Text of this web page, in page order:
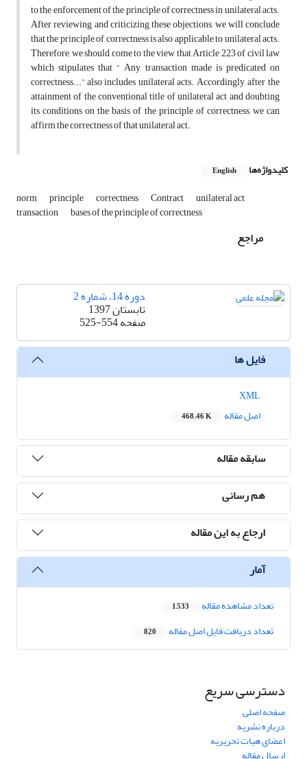
to the enforcement of the principle of correctness in unilateral acts.
After reviewing and criticizing these objections, we will conclude
that the principle of correctness is also applicable to unilateral acts.
Therefore, we should come to the view that Article 223 of civil law
which stipulates that “ Any transaction made is predicated on
correctness...” also includes unilateral acts. Accordingly, after the
attainment of the conventional title of unilateral act and doubting
its conditions on the basis of the principle of correctness, we can
affirm the correctness of that unilateral act.
کلیدواژه‌ها English
norm principle correctness Contract unilateral act
transaction bases of the principle of correctness
مراجع
دوره 14، شماره 2
تابستان 1397
صفحه525-554
فایل ها
اصل مقاله
468.46 K
سابقه مقاله
هم رسانی
ارجاع به این مقاله
آمار
تعداد مشاهده مقاله 1,533
تعداد دریافت فایل اصل مقاله 820
دسترسی سریع
صفحه اصلی
درباره نشریه
اعضای هیات تحریریه